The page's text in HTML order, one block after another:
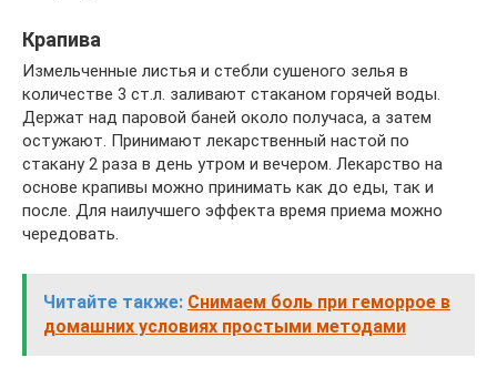
Крапива
Измельченные листья и стебли сушеного зелья в
количестве 3 ст.л. заливают стаканом горячей воды.
Держат над паровой баней около получаса, а затем
остужают. Принимают лекарственный настой по
стакану 2 раза в день утром и вечером. Лекарство на
основе крапивы можно принимать как до еды, так и
после. Для наилучшего эффекта время приема можно
чередовать.
Читайте также: Снимаем боль при геморрое в
домашних условиях простыми методами